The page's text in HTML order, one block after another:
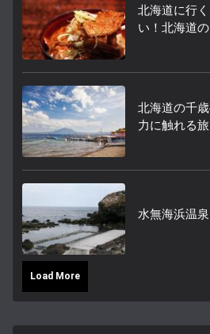
北海道に行
い！北海道
北海道の千
力に触れる旅
水無海浜温泉
Load More